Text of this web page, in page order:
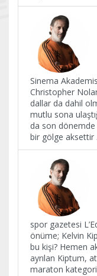
Sinema
Christopher
dallar da dahil
mutlu sona
da son dönemde
bir gölge aksettir
spor gazetesi
önüme; Kelvin
bu kişi? Hemen
ayrılan Kiptum,
maraton